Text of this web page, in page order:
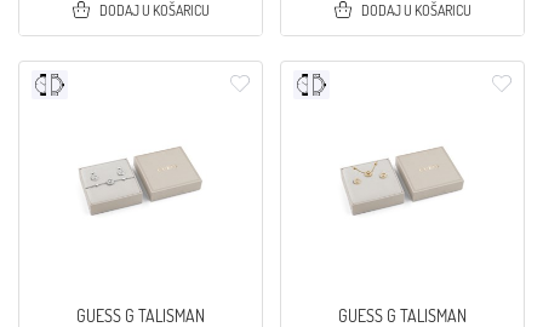
DODAJ U KOŠARICU DODAJ U KOŠARICU
GUESS G TALISMAN
GUESS G TALISMAN